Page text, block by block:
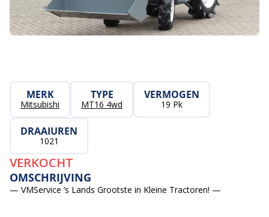
MERK
Mitsubishi
TYPE
MT16 4wd
VERMOGEN
19 Pk
DRAAIUREN
1021
VERKOCHT
OMSCHRIJVING
— VMService ’s Lands Grootste in Kleine Tractoren! —